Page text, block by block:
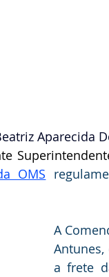
Aparecida
OMS
A
Antunes,
a frete